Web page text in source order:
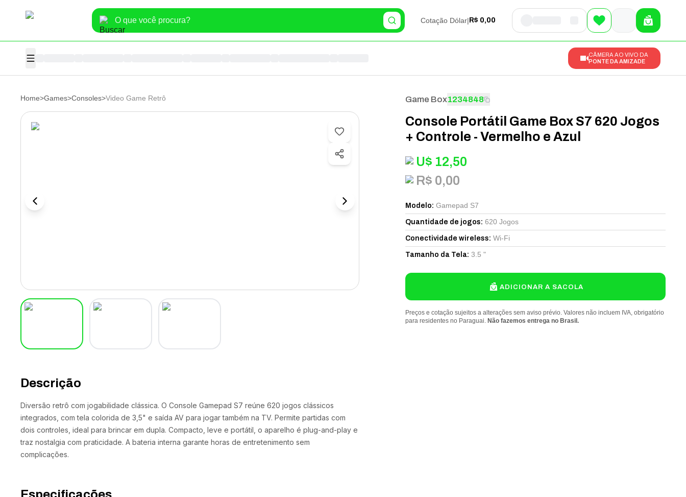
Cotação Dólar| R$ 0,00
CÂMERA AO VIVO DA
PONTE DA AMIZADE
Home>Games>Consoles>Video Game Retrô
Descrição
Diversão retrô com jogabilidade clássica. O Console Gamepad S7 reúne 620 jogos clássicos
integrados, com tela colorida de 3,5" e saída AV para jogar também na TV. Permite partidas com
dois controles, ideal para brincar em dupla. Compacto, leve e portátil, o aparelho é plug-and-play e
traz nostalgia com praticidade. A bateria interna garante horas de entretenimento sem
complicações.
Game Box1234848
Console Portátil Game Box S7 620 Jogos
+ Controle - Vermelho e Azul
U$ 12,50
R$ 0,00
Modelo: Gamepad S7
Quantidade de jogos: 620 Jogos
Conectividade wireless: Wi-Fi
Tamanho da Tela: 3.5 "
ADICIONAR A SACOLA
Preços e cotação sujeitos a alterações sem aviso prévio. Valores não incluem IVA, obrigatório
para residentes no Paraguai. Não fazemos entrega no Brasil.